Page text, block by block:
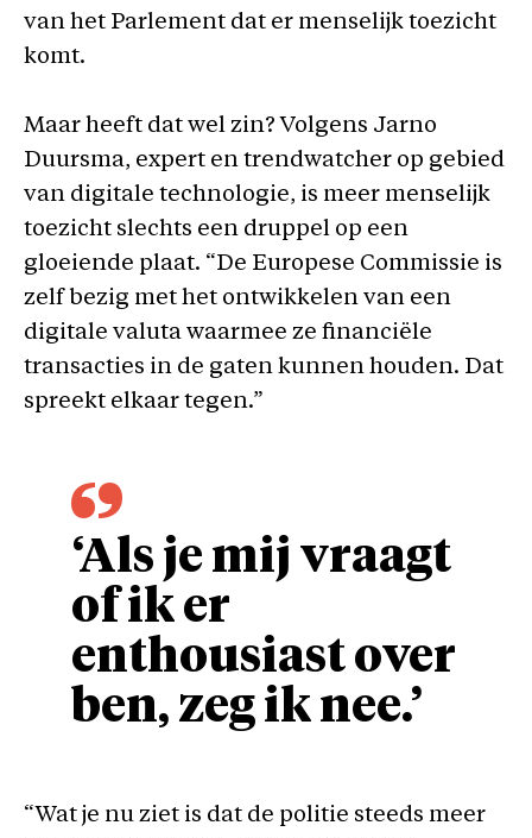
van het Parlement dat er menselijk toezicht
komt.
Maar heeft dat wel zin? Volgens Jarno
Duursma, expert en trendwatcher op gebied
van digitale technologie, is meer menselijk
toezicht slechts een druppel op een
gloeiende plaat. “De Europese Commissie is
zelf bezig met het ontwikkelen van een
digitale valuta waarmee ze financiële
transacties in de gaten kunnen houden. Dat
spreekt elkaar tegen.”
‘Als je mij vraagt
of ik er
enthousiast over
ben, zeg ik nee.’
“Wat je nu ziet is dat de politie steeds meer